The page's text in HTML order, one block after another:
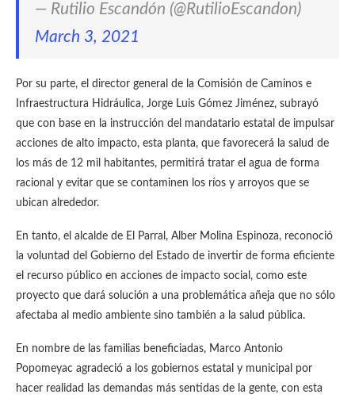
— Rutilio Escandón (@RutilioEscandon)
March 3, 2021
Por su parte, el director general de la Comisión de Caminos e
Infraestructura Hidráulica, Jorge Luis Gómez Jiménez, subrayó
que con base en la instrucción del mandatario estatal de impulsar
acciones de alto impacto, esta planta, que favorecerá la salud de
los más de 12 mil habitantes, permitirá tratar el agua de forma
racional y evitar que se contaminen los ríos y arroyos que se
ubican alrededor.
En tanto, el alcalde de El Parral, Alber Molina Espinoza, reconoció
la voluntad del Gobierno del Estado de invertir de forma eficiente
el recurso público en acciones de impacto social, como este
proyecto que dará solución a una problemática añeja que no sólo
afectaba al medio ambiente sino también a la salud pública.
En nombre de las familias beneficiadas, Marco Antonio
Popomeyac agradeció a los gobiernos estatal y municipal por
hacer realidad las demandas más sentidas de la gente, con esta